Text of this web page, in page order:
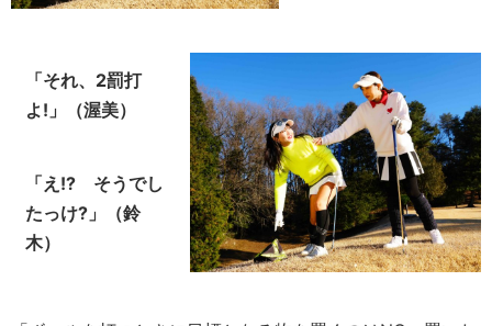
「それ、2罰打
よ!」（渥美）
「え!? そうでし
たっけ?」（鈴
木）